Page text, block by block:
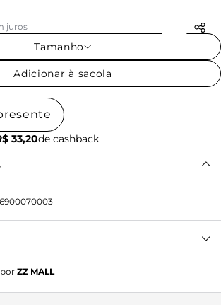
juros
Tamanho
Adicionar à sacola
33,20de cashback
de sofisticação e elegância, enquanto o
trançado garante leveza e conforto.
ZZ MALL